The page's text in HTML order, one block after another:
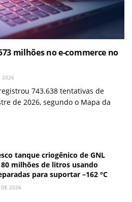
milhões no e-commerce no
2026
743.638 tentativas de
de 2026, segundo o Mapa da
tanque criogênico de GNL
milhões de litros usando
para suportar –162 °C
DE 2026